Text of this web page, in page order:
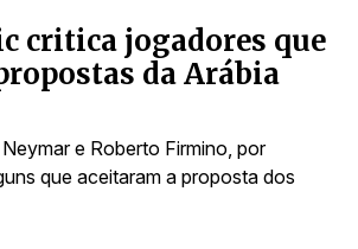
critica jogadores que
da Arábia
e Roberto Firmino, por
que aceitaram a proposta dos